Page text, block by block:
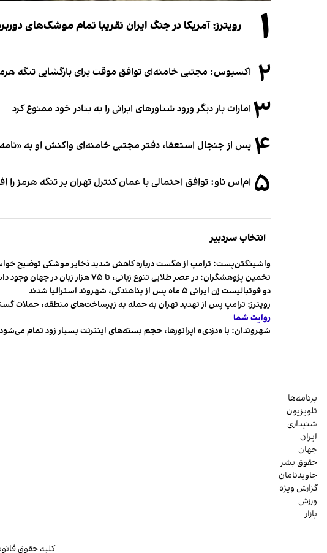
۱ رویترز: آمریکا در جنگ ایران تقریبا تمام موشک‌های
۲ اکسیوس: مجتبی خامنه‌ای توافق موقت برای بازگشایی تنگه
۳ امارات بار دیگر ورود شناورهای ایرانی را به بنادر خود ممنوع کرد
۴ پس از جنجال استعفا، دفتر مجتبی خامنه‌ای واکنش او به
۵ ام‌اس ناو: توافق احتمالی با عمان کنترل تهران بر تنگه هرمز را
انتخاب سردبیر
واشینگتن‌پست: ترامپ از هگست درباره کاهش شدید ذخایر موشکی توضیح
تخمین پژوهشگران: در عصر طلایی تنوع زبانی، تا ۷۵ هزار زبان در جهان وجود داشت
دو فوتبالیست زن ایرانی ۵ ماه پس از پناهندگی، شهروند استرالیا شدند
رویترز: ترامپ پس از تهدید تهران به حمله به زیرساخت‌های منطقه، حملات
روایت شما
شهروندان:‌ با «دزدی» اپراتورها، حجم بسته‌های اینترنت بسیار زود تمام می‌شود
برنامه‌ها
تلویزیون
شنیداری
ایران
جهان
حقوق بشر
جاویدنامان
گزارش ویژه
ورزش
بازار
کلیه حقوق